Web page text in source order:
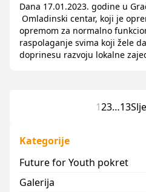
Dana 17.01.2023. godine u
Omladinski centar, koji je
opremom za normalno
raspolaganje svima koji žele
doprinesu razvoju lokalne
123…13
Kategorije
Future for Youth pokret
Galerija